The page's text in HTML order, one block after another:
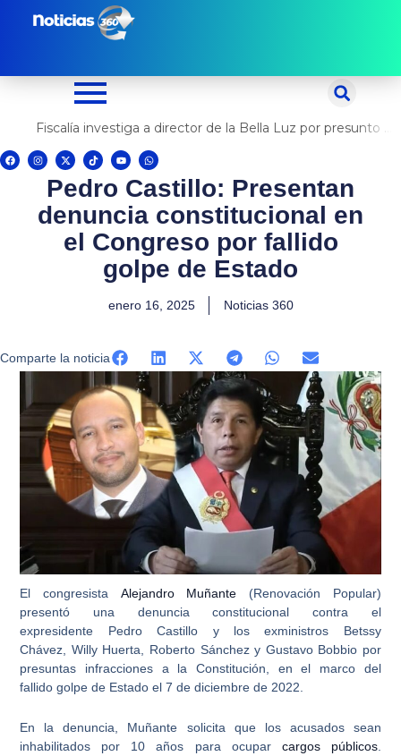
Fiscalía investiga a director de la Bella Luz por presunto abuso contra cantante Naldy Saldaña
F
a
c
I
n
s
r
a
X
-
t
w
i
t
e
T
i
k
t
Y
o
u
e
W
h
a
t
s
p
Pedro Castillo: Presentan
denuncia constitucional en
el Congreso por fallido
golpe de Estado
enero 16, 2025 Noticias 360
Comparte la noticia
El congresista Alejandro Muñante (Renovación Popular)
presentó una denuncia constitucional contra el
expresidente Pedro Castillo y los exministros Betssy
Chávez, Willy Huerta, Roberto Sánchez y Gustavo Bobbio por
presuntas infracciones a la Constitución, en el marco del
fallido golpe de Estado el 7 de diciembre de 2022
En la denuncia, Muñante solicita que los acusados sean
inhabilitados por 10 años para ocupar cargos públicos.